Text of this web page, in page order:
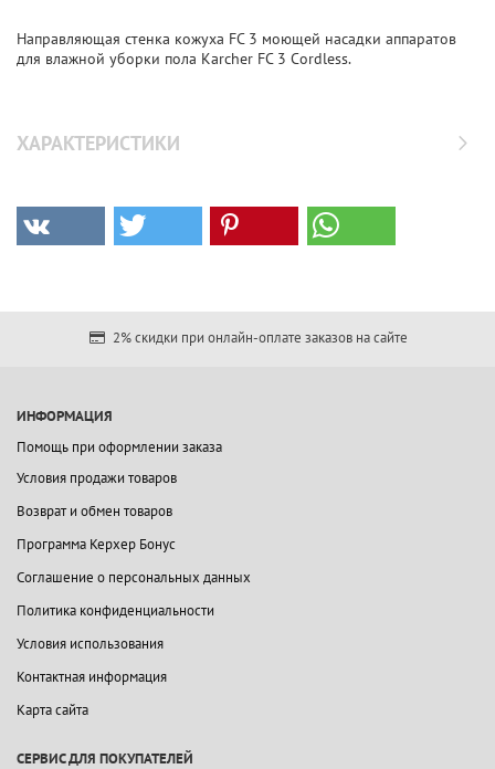
Направляющая стенка кожуха FC 3 моющей насадки аппаратов
для влажной уборки пола Karcher FC 3 Cordless.
ХАРАКТЕРИСТИКИ
2% скидки при онлайн-оплате заказов на сайте
ИНФОРМАЦИЯ
Помощь при оформлении заказа
Условия продажи товаров
Возврат и обмен товаров
Программа Керхер Бонус
Соглашение о персональных данных
Политика конфиденциальности
Условия использования
Контактная информация
Карта сайта
СЕРВИС ДЛЯ ПОКУПАТЕЛЕЙ